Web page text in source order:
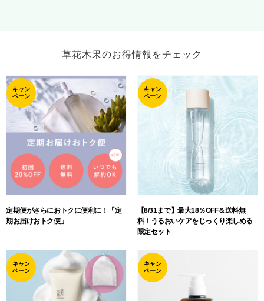
草花木果のお得情報をチェック
キャン
ペーン
定期便がさらにおトクに便利に！「定
期お届けおトク便」
キャン
ペーン
【8/31まで】最大18％OFF＆送料無
料！うるおいケアをじっくり楽しめる
限定セット
キャン
ペーン
キャン
ペーン